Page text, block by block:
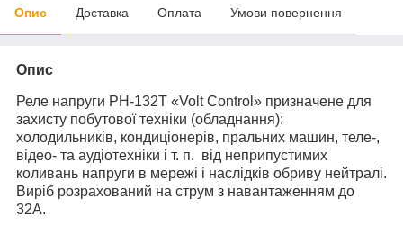
Опис Доставка Оплата Умови повернення
Опис
Реле напруги РН-132T «Volt Control» призначене для
захисту побутової техніки (обладнання):
холодильників, кондиціонерів, пральних машин, теле-,
відео- та аудіотехніки і т. п. від неприпустимих
коливань напруги в мережі і наслідків обриву нейтралі.
Виріб розрахований на струм з навантаженням до
32А.